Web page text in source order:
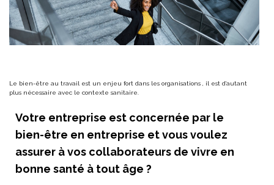
Le bien-être au travail est un enjeu fort dans les organisations , il est d’autant
plus nécessaire avec le contexte sanitaire.
Votre entreprise est concernée par le
bien-être en entreprise et vous voulez
assurer à vos collaborateurs de vivre en
bonne santé à tout âge ?